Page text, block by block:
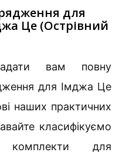
для
Це (Острівний
вам повну
для Імджа Це
наших практичних
класифікуємо
комплекти для